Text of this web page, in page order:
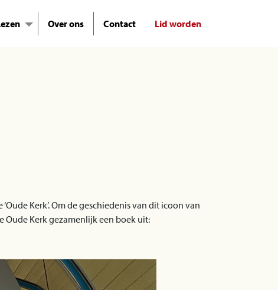
Over ons Contact Lid worden
Kerk’. Om de geschiedenis van dit icoon van
Oude Kerk gezamenlijk een boek uit: